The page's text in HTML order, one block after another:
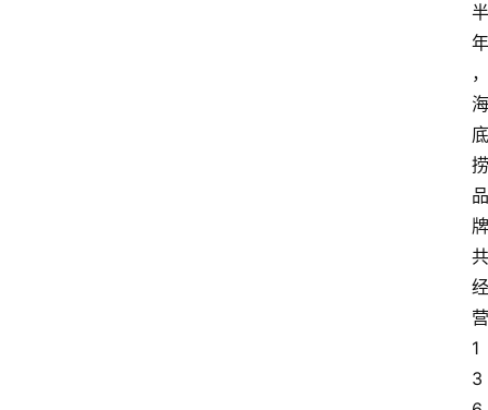
半
年
，
海
底
捞
品
牌
共
经
营
1
3